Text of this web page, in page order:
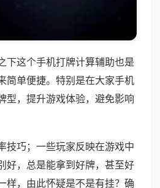
下这个手机打牌计算辅助也是
简单便捷。特别是在大家手机
型，提升游戏体验，避免影响
技巧；一些玩家反映在游戏中
好，总是能拿到好牌，甚至好
样，由此怀疑是不是有挂？确